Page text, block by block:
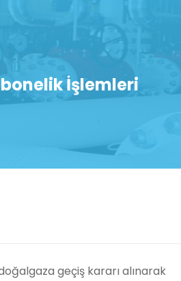
İşlemleri
geçiş kararı alınarak